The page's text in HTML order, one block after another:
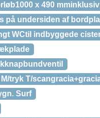
x 490
på undersiden af
WCtil indbyggede
tryk T/
Surf